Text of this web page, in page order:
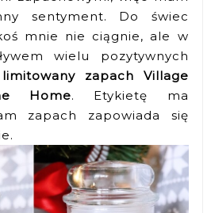
sentyment. Do świec
mnie nie ciągnie, ale w
wielu pozytywnych
limitowany zapach
Village
Home. Etykietę ma
zapach zapowiada się